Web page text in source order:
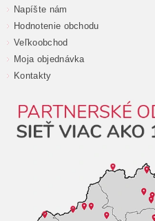
Napíšte nám
Hodnotenie obchodu
Veľkoobchod
Moja objednávka
Kontakty